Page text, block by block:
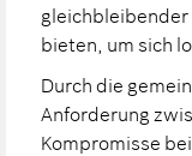
bieten, um sich
Durch die
Anforderung
Kompromisse